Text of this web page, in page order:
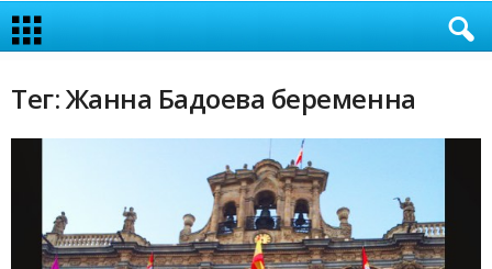
Тег: Жанна Бадоева беременна